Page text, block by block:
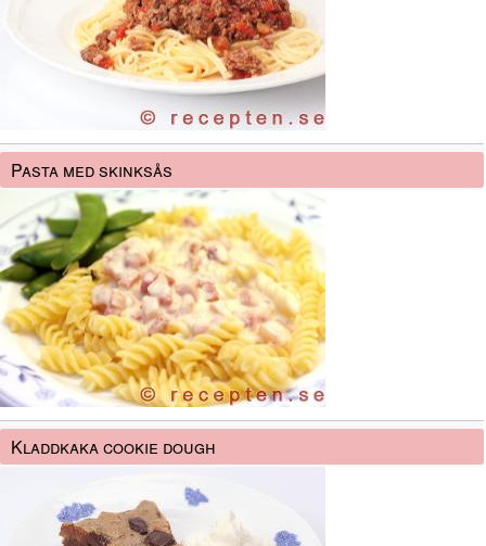
Pasta med skinksås
Kladdkaka cookie dough